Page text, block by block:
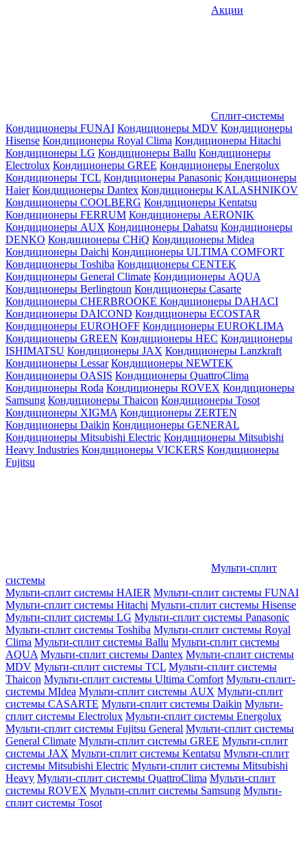
Акции
Сплит-системы
Кондиционеры FUNAI Кондиционеры MDV Кондиционеры
Hisense Кондиционеры Royal Clima Кондиционеры Hitachi
Кондиционеры LG Кондиционеры Ballu Кондиционеры
Electrolux Кондиционеры GREE Кондиционеры Energolux
Кондиционеры TCL Кондиционеры Panasonic Кондиционеры
Haier Кондиционеры Dantex Кондиционеры KALASHNIKOV
Кондиционеры СOOLBERG Кондиционеры Kentatsu
Кондиционеры FERRUM Кондиционеры AERONIK
Кондиционеры AUX Кондиционеры Dahatsu Кондиционеры
DENKO Кондиционеры CHiQ Кондиционеры Midea
Кондиционеры Daichi Кондиционеры ULTIMA COMFORT
Кондиционеры Toshiba Кондиционеры CENTEK
Кондиционеры General Climate Кондиционеры AQUA
Кондиционеры Berlingtoun Кондиционеры Casarte
Кондиционеры CHERBROOKE Кондиционеры DAHACI
Кондиционеры DAICOND Кондиционеры ECOSTAR
Кондиционеры EUROHOFF Кондиционеры EUROKLIMA
Кондиционеры GREEN Кондиционеры HEC Кондиционеры
ISHIMATSU Кондиционеры JAX Кондиционеры Lanzkraft
Кондиционеры Lessar Кондиционеры NEWTEK
Кондиционеры OASIS Кондиционеры QuattroClima
Кондиционеры Roda Кондиционеры ROVEX Кондиционеры
Samsung Кондиционеры Thaicon Кондиционеры Tosot
Кондиционеры XIGMA Кондиционеры ZERTEN
Кондиционеры Daikin Кондиционеры GENERAL
Кондиционеры Mitsubishi Electric Кондиционеры Mitsubishi
Heavy Industries Кондиционеры VICKERS Кондиционеры
Fujitsu
Мульти-сплит
системы
Мульти-сплит системы HAIER Мульти-сплит системы FUNAI
Мульти-сплит системы Hitachi Мульти-сплит системы Hisense
Мульти-сплит системы LG Мульти-сплит системы Panasonic
Мульти-сплит системы Toshiba Мульти-сплит системы Royal
Clima Мульти-сплит системы Ballu Мульти-сплит системы
AQUA Мульти-сплит системы Dantex Мульти-сплит системы
MDV Мульти-сплит системы TCL Мульти-сплит системы
Thaicon Мульти-сплит системы Ultima Comfort Мульти-сплит-
системы MIdea Мульти-сплит системы AUX Мульти-сплит
системы CASARTE Мульти-сплит системы Daikin Мульти-
сплит системы Electrolux Мульти-сплит системы Energolux
Мульти-сплит системы Fujitsu General Мульти-сплит системы
General Climate Мульти-сплит системы GREE Мульти-сплит
системы JAX Мульти-сплит системы Kentatsu Мульти-сплит
системы Mitsubishi Electric Мульти-сплит системы Mitsubishi
Heavy Мульти-сплит системы QuattroClima Мульти-сплит
системы ROVEX Мульти-сплит системы Samsung Мульти-
сплит системы Tosot